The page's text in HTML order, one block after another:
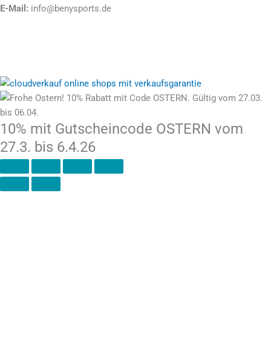
E-Mail: info@benysports.de
10% mit Gutscheincode OSTERN vom
27.3. bis 6.4.26